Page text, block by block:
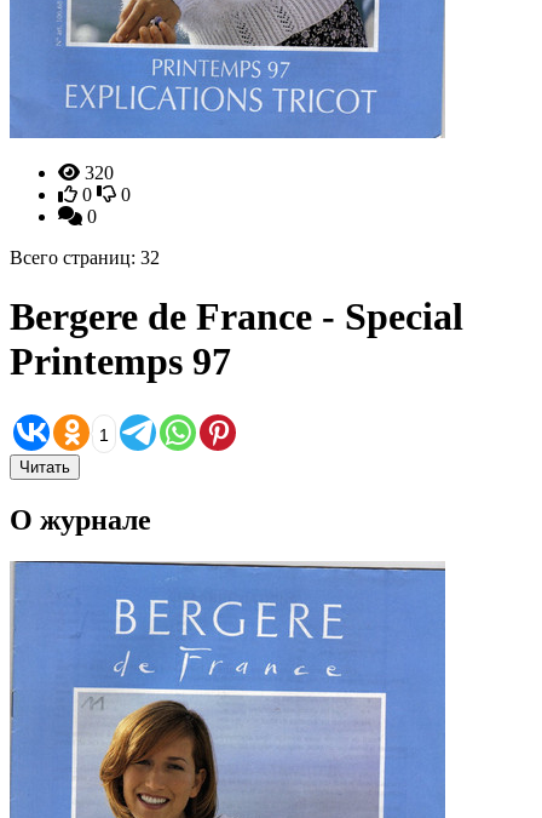
320
0
0
0
Всего страниц: 32
Bergere de France - Special
Printemps 97
1
Читать
О журнале